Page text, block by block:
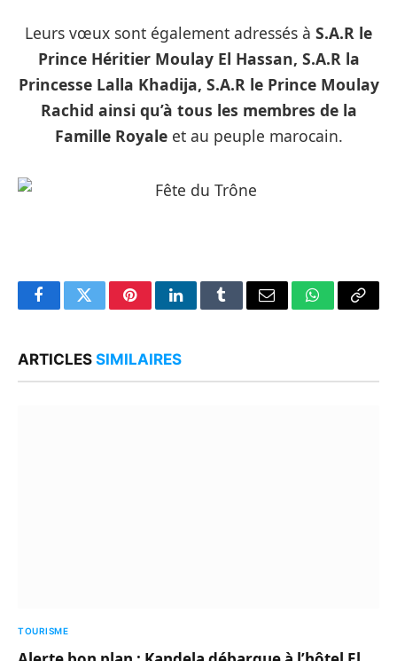
Leurs vœux sont également adressés à S.A.R le
Prince Héritier Moulay El Hassan, S.A.R la
Princesse Lalla Khadija, S.A.R le Prince Moulay
Rachid ainsi qu’à tous les membres de la
Famille Royaleet au peuple marocain.
FacebookTwitterPinterestLinkedInTumblrEmail WhatsApp
Copy
ARTICLES SIMILAIRES
TOURISME